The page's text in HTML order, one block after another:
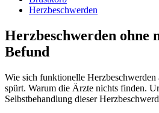
Herzbeschwerden
Herzbeschwerden ohne
Befund
Wie sich funktionelle Herzbeschwerden
spürt. Warum die Ärzte nichts finden.
Selbstbehandlung dieser